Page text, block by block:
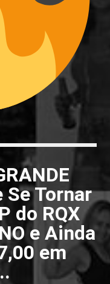
Se Tornar
do RQX
e Ainda
em